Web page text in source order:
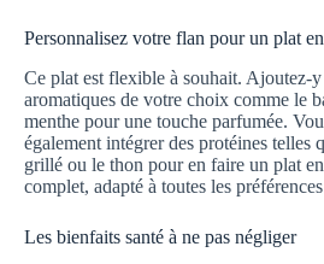
Personnalisez votre flan pour un plat
Ce plat est flexible à souhait. Ajoutez-y
aromatiques de votre choix comme le
menthe pour une touche parfumée.
également intégrer des protéines telles
grillé ou le thon pour en faire un plat
complet, adapté à toutes les
Les bienfaits santé à ne pas négliger